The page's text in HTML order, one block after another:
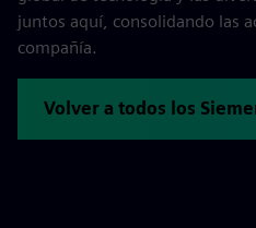
juntos aquí, consolidando las
compañía.
Volver a todos los